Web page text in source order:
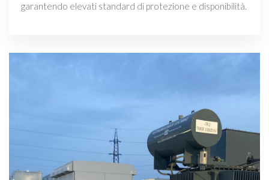
garantendo elevati standard di protezione e disponibilità.